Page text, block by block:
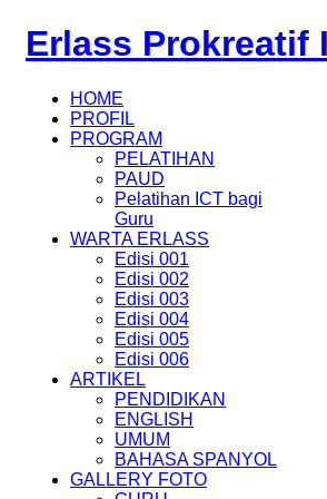
Erlass Prokreatif
HOME
PROFIL
PROGRAM
PELATIHAN
PAUD
Pelatihan ICT bagi
Guru
WARTA ERLASS
Edisi 001
Edisi 002
Edisi 003
Edisi 004
Edisi 005
Edisi 006
ARTIKEL
PENDIDIKAN
ENGLISH
UMUM
BAHASA SPANYOL
GALLERY FOTO